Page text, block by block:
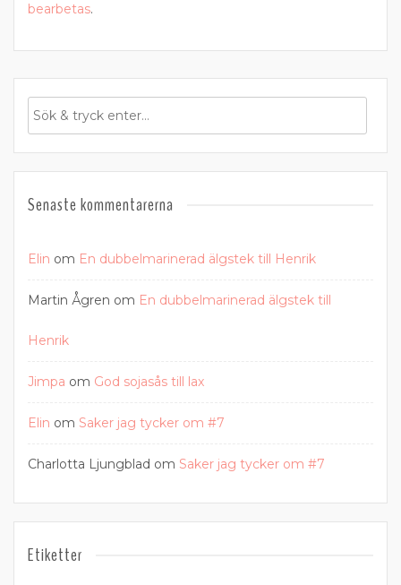
bearbetas.
Senaste kommentarerna
Elin om En dubbelmarinerad älgstek till Henrik
Martin Ågren om En dubbelmarinerad älgstek till
Henrik
Jimpa om God sojasås till lax
Elin om Saker jag tycker om #7
Charlotta Ljungblad om Saker jag tycker om #7
Etiketter